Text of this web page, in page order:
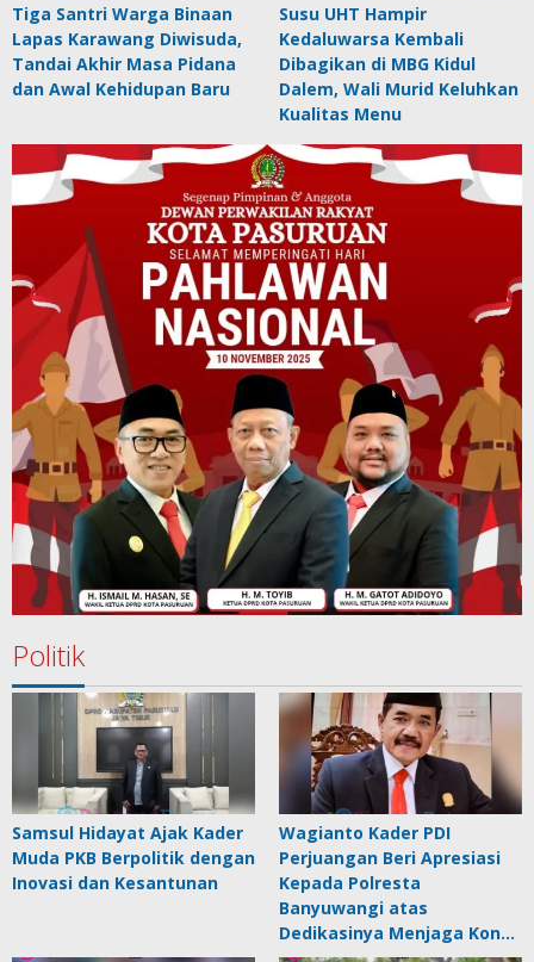
Tiga Santri Warga Binaan
Lapas Karawang Diwisuda,
Tandai Akhir Masa Pidana
dan Awal Kehidupan Baru
Susu UHT Hampir
Kedaluwarsa Kembali
Dibagikan di MBG Kidul
Dalem, Wali Murid Keluhkan
Kualitas Menu
Politik
Samsul Hidayat Ajak Kader
Muda PKB Berpolitik dengan
Inovasi dan Kesantunan
Wagianto Kader PDI
Perjuangan Beri Apresiasi
Kepada Polresta
Banyuwangi atas
Dedikasinya Menjaga Kon…